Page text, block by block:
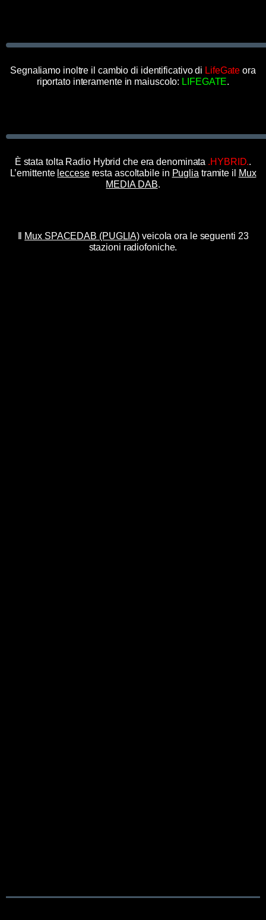
Segnaliamo inoltre il cambio di identificativo di LifeGate ora
riportato interamente in maiuscolo: LIFEGATE.
È stata tolta Radio Hybrid che era denominata .HYBRID..
L’emittente lecceseresta ascoltabile in Puglia tramite il
Mux
MEDIA DAB.
Mux SPACEDAB (PUGLIA) veicola ora le seguenti 23
stazioni radiofoniche.